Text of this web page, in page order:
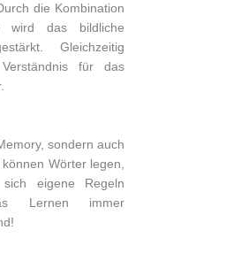
die Kombination
wird das bildliche
Gleichzeitig
für das
sondern auch
Wörter legen,
eigene Regeln
Lernen immer